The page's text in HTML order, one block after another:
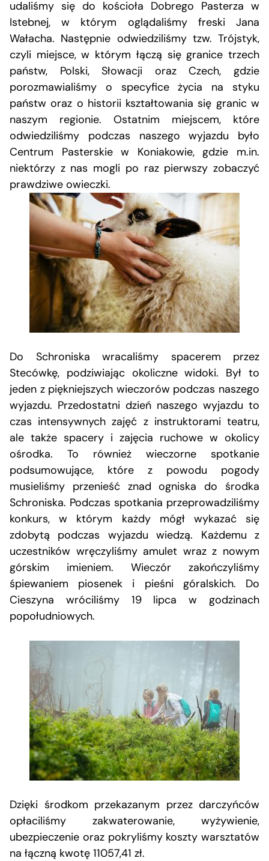
udaliśmy się do kościoła Dobrego Pasterza w
Istebnej, w którym oglądaliśmy freski Jana
Wałacha. Następnie odwiedziliśmy tzw. Trójstyk,
czyli miejsce, w którym łączą się granice trzech
państw, Polski, Słowacji oraz Czech, gdzie
porozmawialiśmy o specyfice życia na styku
państw oraz o historii kształtowania się granic w
naszym regionie. Ostatnim miejscem, które
odwiedziliśmy podczas naszego wyjazdu było
Centrum Pasterskie w Koniakowie, gdzie m.in.
niektórzy z nas mogli po raz pierwszy zobaczyć
prawdziwe owieczki.
Do Schroniska wracaliśmy spacerem przez
Stecówkę, podziwiając okoliczne widoki. Był to
jeden z piękniejszych wieczorów podczas naszego
wyjazdu. Przedostatni dzień naszego wyjazdu to
czas intensywnych zajęć z instruktorami teatru,
ale także spacery i zajęcia ruchowe w okolicy
ośrodka. To również wieczorne spotkanie
podsumowujące, które z powodu pogody
musieliśmy przenieść znad ogniska do środka
Schroniska. Podczas spotkania przeprowadziliśmy
konkurs, w którym każdy mógł wykazać się
zdobytą podczas wyjazdu wiedzą. Każdemu z
uczestników wręczyliśmy amulet wraz z nowym
górskim imieniem. Wieczór zakończyliśmy
śpiewaniem piosenek i pieśni góralskich. Do
Cieszyna wróciliśmy 19 lipca w godzinach
popołudniowych.
Dzięki środkom przekazanym przez darczyńców
opłaciliśmy zakwaterowanie, wyżywienie,
ubezpieczenie oraz pokryliśmy koszty warsztatów
na łączną kwotę 11057,41 zł.